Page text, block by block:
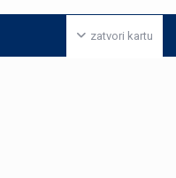
zatvori kartu